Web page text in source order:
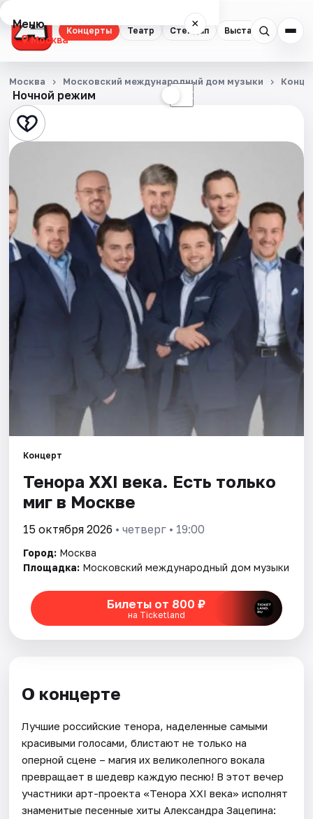
Концерты Театр Стендап Выставки
Меню ×
Москва
Концерты
Театр
Стендап
Квесты
Экскурсии
Спорт
События
Города
Ночной режим ☾
Москва Московский международный дом музыки
Концерт
Тенора XXI века. Есть только
миг в Москве
15 октября 2026 • четверг • 19:00
Город: Москва
Площадка: Московский международный дом музыки
Билеты от 800 ₽
на Ticketland
О концерте
Лучшие российские тенора, наделенные самыми
красивыми голосами, блистают не только на
оперной сцене – магия их великолепного вокала
превращает в шедевр каждую песню! В этот вечер
участники арт-проекта «Тенора XXI века» исполнят
знаменитые песенные хиты Александра Зацепина: